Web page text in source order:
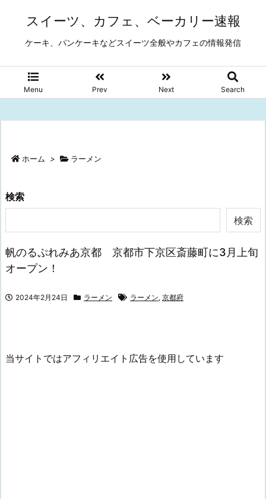
スイーツ、カフェ、ベーカリー速報
ケーキ、パンケーキなどスイーツ全般やカフェの情報発信
Menu Prev Next Search
ホーム > ラーメン
検索
検索
帆のるぷれみあ京都 京都市下京区斎藤町に3月上旬
オープン！
2024年2月24日 ラーメン ラーメン, 京都府
当サイトではアフィリエイト広告を使用しています